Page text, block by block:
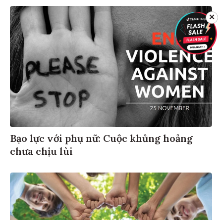
Bạo lực với phụ nữ: Cuộc khủng hoảng
chưa chịu lùi
✕